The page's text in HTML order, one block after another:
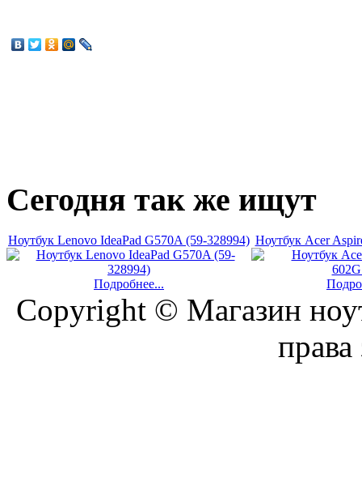
Сегодня так же ищут
Ноутбук Lenovo IdeaPad G570A (59-328994)
Подробнее...
Ноутбук Acer
Copyright © Магазин